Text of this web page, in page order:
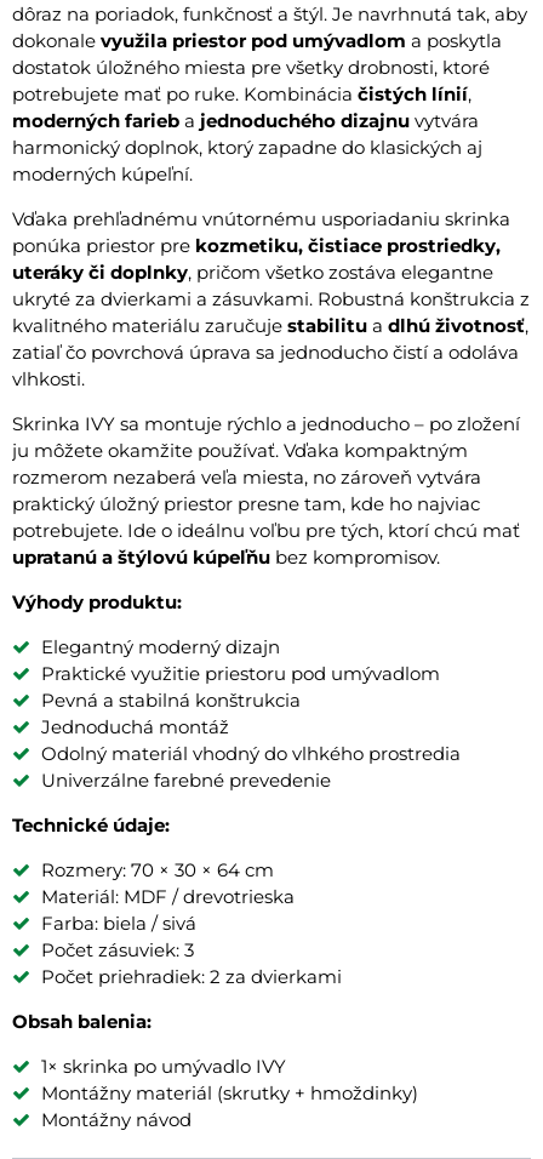
dôraz na poriadok, funkčnosť a štýl. Je navrhnutá tak, aby
dokonale využila priestor pod umývadlom a poskytla
dostatok úložného miesta pre všetky drobnosti, ktoré
potrebujete mať po ruke. Kombinácia čistých línií,
moderných farieb a jednoduchého dizajnu vytvára
harmonický doplnok, ktorý zapadne do klasických aj
moderných kúpeľní.
Vďaka prehľadnému vnútornému usporiadaniu skrinka
ponúka priestor pre kozmetiku, čistiace prostriedky,
uteráky či doplnky, pričom všetko zostáva elegantne
ukryté za dvierkami a zásuvkami. Robustná konštrukcia z
kvalitného materiálu zaručuje stabilitu a dlhú životnosť,
zatiaľ čo povrchová úprava sa jednoducho čistí a odoláva
vlhkosti.
Skrinka IVY sa montuje rýchlo a jednoducho – po zložení
ju môžete okamžite používať. Vďaka kompaktným
rozmerom nezaberá veľa miesta, no zároveň vytvára
praktický úložný priestor presne tam, kde ho najviac
potrebujete. Ide o ideálnu voľbu pre tých, ktorí chcú mať
upratanú a štýlovú kúpeľňu bez kompromisov.
Výhody produktu:
Elegantný moderný dizajn
Praktické využitie priestoru pod umývadlom
Pevná a stabilná konštrukcia
Jednoduchá montáž
Odolný materiál vhodný do vlhkého prostredia
Univerzálne farebné prevedenie
Technické údaje:
Rozmery: 70 × 30 × 64 cm
Materiál: MDF / drevotrieska
Farba: biela / sivá
Počet zásuviek: 3
Počet priehradiek: 2 za dvierkami
Obsah balenia:
1× skrinka po umývadlo IVY
Montážny materiál (skrutky + hmoždinky)
Montážny návod